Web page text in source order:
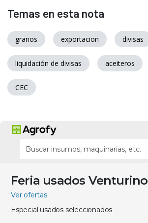
Temas en esta nota
granos exportacion divisas
liquidación de divisas aceiteros
CEC
Feria usados Venturino
Ver ofertas
Especial usados seleccionados